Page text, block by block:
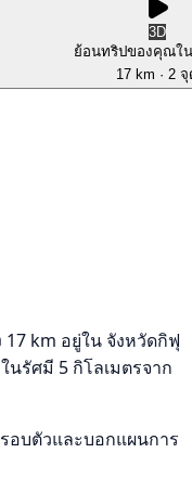
3D
ย้อนทริปของคุณใ
17 km · 2
17 km อยู่ใน จังหวัดกิฟุ
รัศมี 5 กิโลเมตรจาก
อบตัวและบอกแผนการ